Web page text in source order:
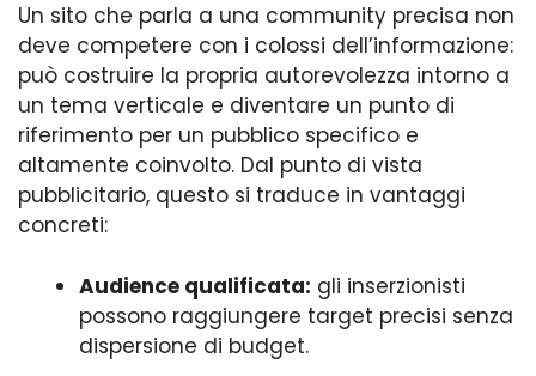
Un sito che parla a una community precisa non
deve competere con i colossi dell’informazione:
può costruire la propria autorevolezza intorno a
un tema verticale e diventare un punto di
riferimento per un pubblico specifico e
altamente coinvolto. Dal punto di vista
pubblicitario, questo si traduce in vantaggi
concreti:
Audience qualificata: gli inserzionisti
possono raggiungere target precisi senza
dispersione di budget.